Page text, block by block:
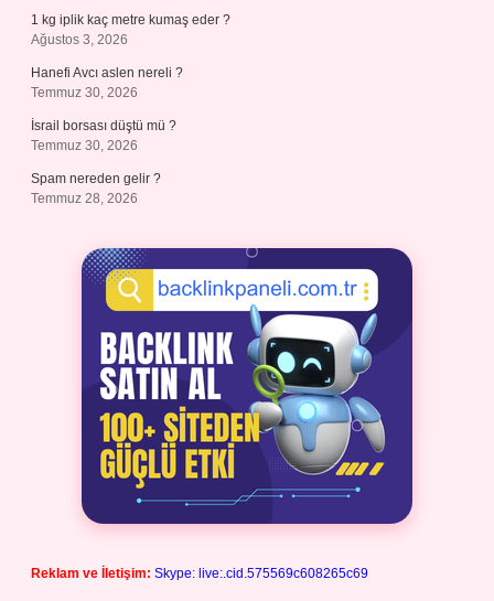
1 kg iplik kaç metre kumaş eder ?
Ağustos 3, 2026
Hanefi Avcı aslen nereli ?
Temmuz 30, 2026
İsrail borsası düştü mü ?
Temmuz 30, 2026
Spam nereden gelir ?
Temmuz 28, 2026
Reklam ve İletişim: Skype: live:.cid.575569c608265c69